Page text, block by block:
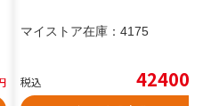
マイストア在庫： 4175
税込 42400